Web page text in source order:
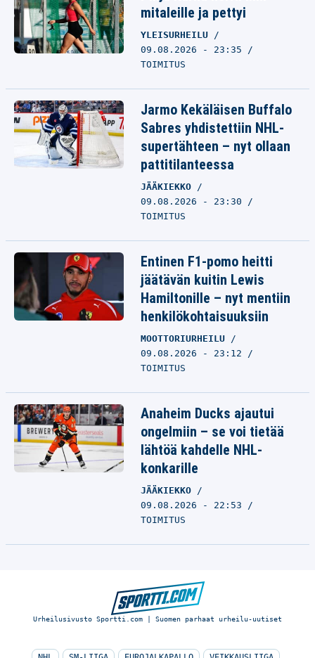
mitaleille ja pettyi
YLEISURHEILU
09.08.2026 - 23:35
TOIMITUS
Jarmo Kekäläisen Buffalo
Sabres yhdistettiin NHL-
supertähteen – nyt ollaan
pattitilanteessa
JÄÄKIEKKO
09.08.2026 - 23:30
TOIMITUS
Entinen F1-pomo heitti
jäätävän kuitin Lewis
Hamiltonille – nyt mentiin
henkilökohtaisuuksiin
MOOTTORIURHEILU
09.08.2026 - 23:12
TOIMITUS
Anaheim Ducks ajautui
ongelmiin – se voi tietää
lähtöä kahdelle NHL-
konkarille
JÄÄKIEKKO
09.08.2026 - 22:53
TOIMITUS
Urheilusivusto Sportti.com | Suomen parhaat urheilu-uutiset